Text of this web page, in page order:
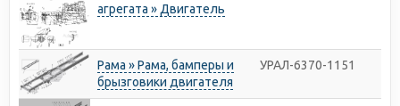
агрегата » Двигатель
Рама » Рама, бамперы и
брызговики двигателя
УРАЛ-6370-1151